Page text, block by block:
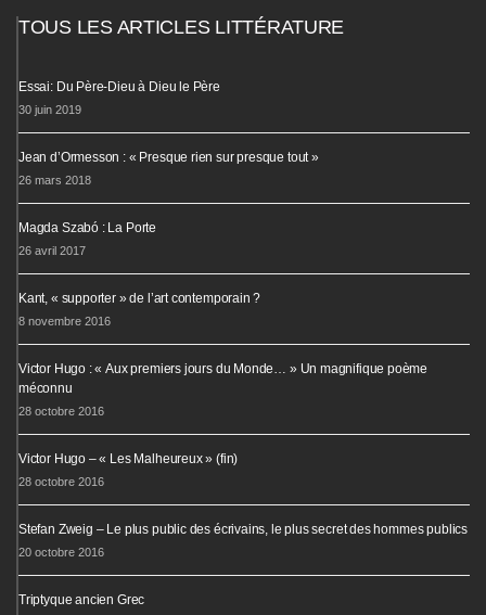
TOUS LES ARTICLES LITTÉRATURE
Essai: Du Père-Dieu à Dieu le Père
30 juin 2019
Jean d’Ormesson : « Presque rien sur presque tout »
26 mars 2018
Magda Szabó : La Porte
26 avril 2017
Kant, « supporter » de l’art contemporain ?
8 novembre 2016
Victor Hugo : « Aux premiers jours du Monde… » Un magnifique poème
méconnu
28 octobre 2016
Victor Hugo – « Les Malheureux » (fin)
28 octobre 2016
Stefan Zweig – Le plus public des écrivains, le plus secret des hommes publics
20 octobre 2016
Triptyque ancien Grec